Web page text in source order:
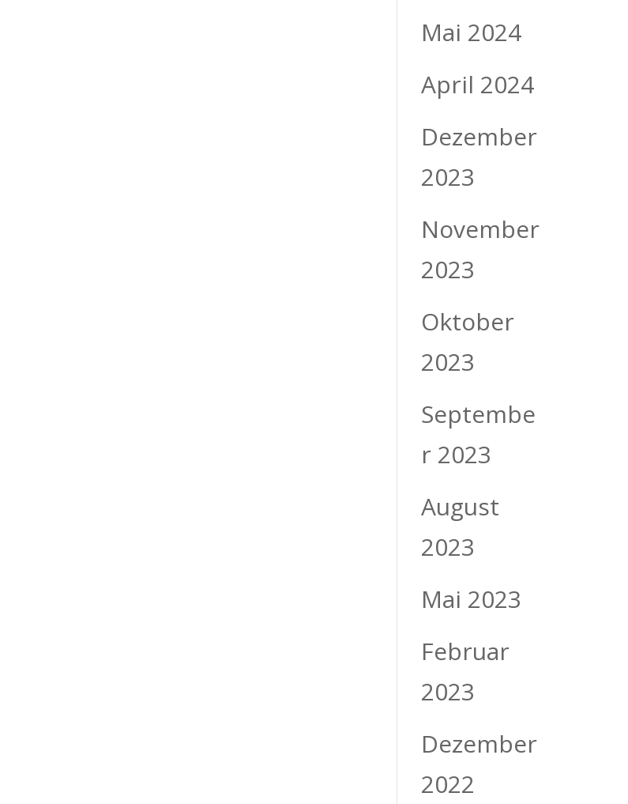
Mai 2024
April 2024
Dezember
2023
November
2023
Oktober
2023
Septembe
r 2023
August
2023
Mai 2023
Februar
2023
Dezember
2022